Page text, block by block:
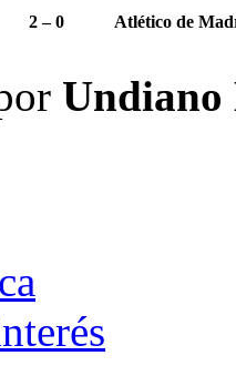
2 – 0 Atlético de
Undiano